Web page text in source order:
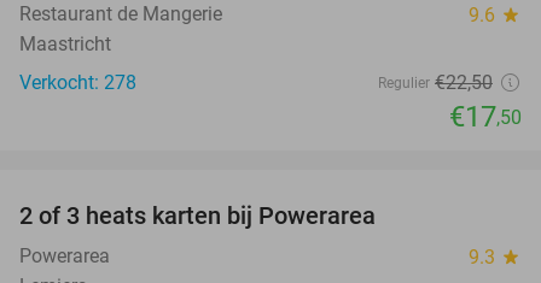
Restaurant de Mangerie 9.6 star
Maastricht
Verkocht: 278
Regulier €22,50
€17,50
2 of 3 heats karten bij Powerarea
Powerarea 9.3 star